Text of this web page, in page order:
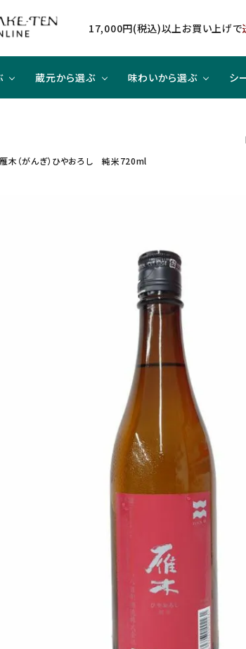
17,000円(税込)以上お買い上げで
蔵元から選ぶ 味わいから選ぶ シ
雁木（がんぎ）ひやおろし 純米720ml